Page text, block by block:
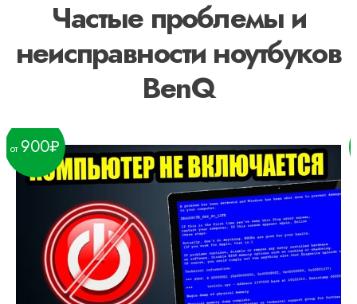
Частые проблемы и
неисправности ноутбуков
BenQ
900